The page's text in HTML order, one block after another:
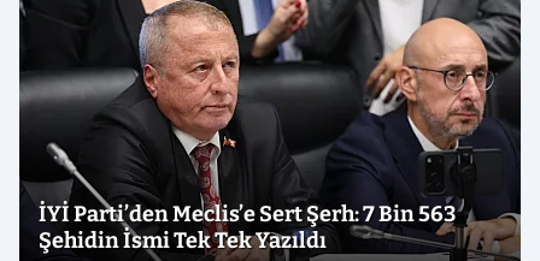
İYİ Parti’den Meclis’e Sert Şerh: 7 Bin 563
Şehidin İsmi Tek Tek Yazıldı